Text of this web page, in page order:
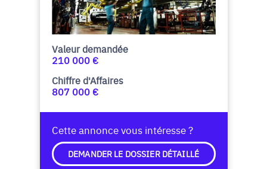
Valeur demandée
210 000 €
Chiffre d'Affaires
807 000 €
Cette annonce vous intéresse ?
DEMANDER LE DOSSIER DÉTAILLÉ